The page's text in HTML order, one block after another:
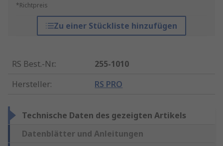
*Richtpreis
Zu einer Stückliste hinzufügen
RS Best.-Nr.:
255-1010
Hersteller: RS PRO
Technische Daten des gezeigten Artikels
Datenblätter und Anleitungen